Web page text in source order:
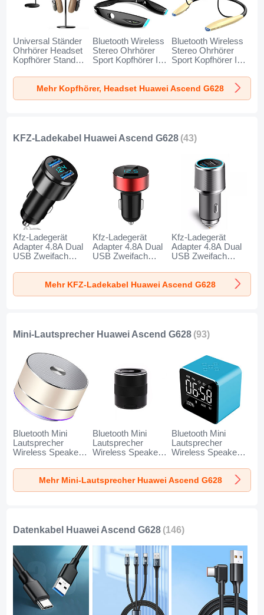
Universal Ständer
Ohrhörer Headset
Kopfhörer Stand
Ascend G628
Schwarz
Bluetooth Wireless
Stereo Ohrhörer
Sport Kopfhörer In
für Huawei Ascend
G628 Schwarz
Bluetooth Wireless
Stereo Ohrhörer
Sport Kopfhörer In
für Huawei Ascend
G628 Gold
Mehr Kopfhörer, Headset Huawei Ascend G628
KFZ-Ladekabel Huawei Ascend G628 (43)
Kfz-Ladegerät
Adapter 4.8A Dual
USB Zweifach
Charge Universal
K10 für Huawei
Ascend G628
Kfz-Ladegerät
Adapter 4.8A Dual
USB Zweifach
Charge Universal
K07 für Huawei
Ascend G628 Rot
Kfz-Ladegerät
Adapter 4.8A Dual
USB Zweifach
Charge Universal
K08 für Huawei
Ascend G628
Mehr KFZ-Ladekabel Huawei Ascend G628
Mini-Lautsprecher Huawei Ascend G628 (93)
Bluetooth Mini
Lautsprecher
Wireless Speaker
Huawei Ascend
G628 Gold
Bluetooth Mini
Lautsprecher
Wireless Speaker
Huawei Ascend
G628 Schwarz
Bluetooth Mini
Lautsprecher
Wireless Speaker
Huawei Ascend
G628 Blau
Mehr Mini-Lautsprecher Huawei Ascend G628
Datenkabel Huawei Ascend G628 (146)